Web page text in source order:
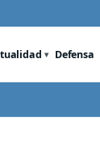
Defensa